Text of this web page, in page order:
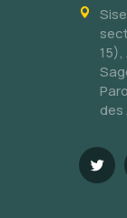
15),